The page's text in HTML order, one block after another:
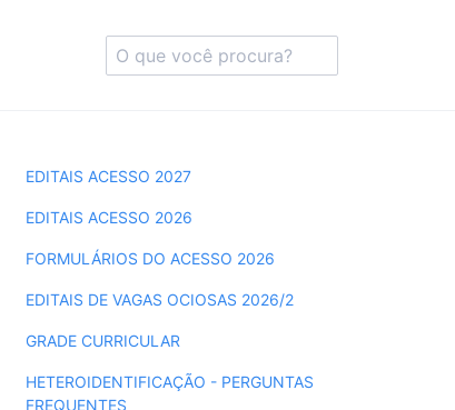
EDITAIS ACESSO 2027
EDITAIS ACESSO 2026
FORMULÁRIOS DO ACESSO 2026
EDITAIS DE VAGAS OCIOSAS 2026/2
GRADE CURRICULAR
HETEROIDENTIFICAÇÃO - PERGUNTAS
FREQUENTES